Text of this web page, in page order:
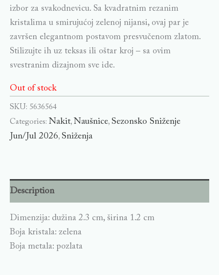
izbor za svakodnevicu. Sa kvadratnim rezanim
kristalima u smirujućoj zelenoj nijansi, ovaj par je
završen elegantnom postavom presvučenom zlatom.
Stilizujte ih uz teksas ili oštar kroj – sa ovim
svestranim dizajnom sve ide.
Out of stock
SKU: 5636564
Categories: Nakit, Naušnice, Sezonsko Sniženje
Jun/Jul 2026, Sniženja
Description
Dimenzija: dužina 2.3 cm, širina 1.2 cm
Boja kristala: zelena
Boja metala: pozlata